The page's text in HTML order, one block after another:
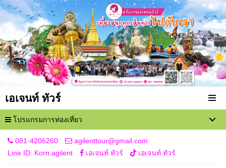
เอเจนท์ ทัวร์
โปรแกรมการท่องเที่ยว
081-4206260
agilenttour@gmail.com
Line ID: Korn.agilent
เอเจนท์ ทัวร์ เอเจนท์ ทัวร์